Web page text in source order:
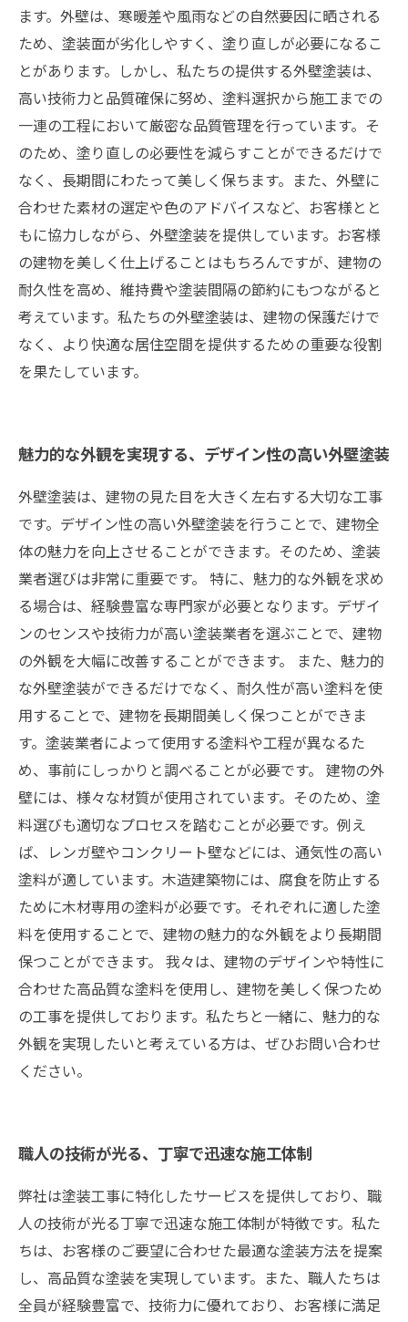
ます。外壁は、寒暖差や風雨などの自然要因に晒される
ため、塗装面が劣化しやすく、塗り直しが必要になるこ
とがあります。しかし、私たちの提供する外壁塗装は、
高い技術力と品質確保に努め、塗料選択から施工までの
一連の工程において厳密な品質管理を行っています。そ
のため、塗り直しの必要性を減らすことができるだけで
なく、長期間にわたって美しく保ちます。また、外壁に
合わせた素材の選定や色のアドバイスなど、お客様とと
もに協力しながら、外壁塗装を提供しています。お客様
の建物を美しく仕上げることはもちろんですが、建物の
耐久性を高め、維持費や塗装間隔の節約にもつながると
考えています。私たちの外壁塗装は、建物の保護だけで
なく、より快適な居住空間を提供するための重要な役割
を果たしています。
魅力的な外観を実現する、デザイン性の高い外壁塗装
外壁塗装は、建物の見た目を大きく左右する大切な工事
です。デザイン性の高い外壁塗装を行うことで、建物全
体の魅力を向上させることができます。そのため、塗装
業者選びは非常に重要です。 特に、魅力的な外観を求め
る場合は、経験豊富な専門家が必要となります。デザイ
ンのセンスや技術力が高い塗装業者を選ぶことで、建物
の外観を大幅に改善することができます。 また、魅力的
な外壁塗装ができるだけでなく、耐久性が高い塗料を使
用することで、建物を長期間美しく保つことができま
す。塗装業者によって使用する塗料や工程が異なるた
め、事前にしっかりと調べることが必要です。 建物の外
壁には、様々な材質が使用されています。そのため、塗
料選びも適切なプロセスを踏むことが必要です。例え
ば、レンガ壁やコンクリート壁などには、通気性の高い
塗料が適しています。木造建築物には、腐食を防止する
ために木材専用の塗料が必要です。それぞれに適した塗
料を使用することで、建物の魅力的な外観をより長期間
保つことができます。 我々は、建物のデザインや特性に
合わせた高品質な塗料を使用し、建物を美しく保つため
の工事を提供しております。私たちと一緒に、魅力的な
外観を実現したいと考えている方は、ぜひお問い合わせ
ください。
職人の技術が光る、丁寧で迅速な施工体制
弊社は塗装工事に特化したサービスを提供しており、職
人の技術が光る丁寧で迅速な施工体制が特徴です。私た
ちは、お客様のご要望に合わせた最適な塗装方法を提案
し、高品質な塗装を実現しています。また、職人たちは
全員が経験豊富で、技術力に優れており、お客様に満足